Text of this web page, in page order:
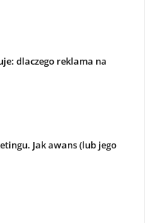
dlaczego reklama na
Jak awans (lub jego